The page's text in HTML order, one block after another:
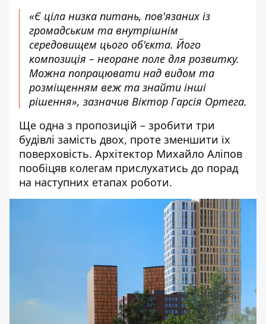
«Є ціла низка питань, пов'язаних із
громадським та внутрішнім
середовищем цього об'єкта. Його
композиція – неоране поле для розвитку.
Можна попрацювати над видом та
розміщенням веж та знайти інші
рішення», зазначив Віктор Гарсія Ортега.
Ще одна з пропозицій – зробити три
будівлі замість двох, проте зменшити їх
поверховість. Архітектор Михайло Аліпов
пообіцяв колегам прислухатись до порад
на наступних етапах роботи.